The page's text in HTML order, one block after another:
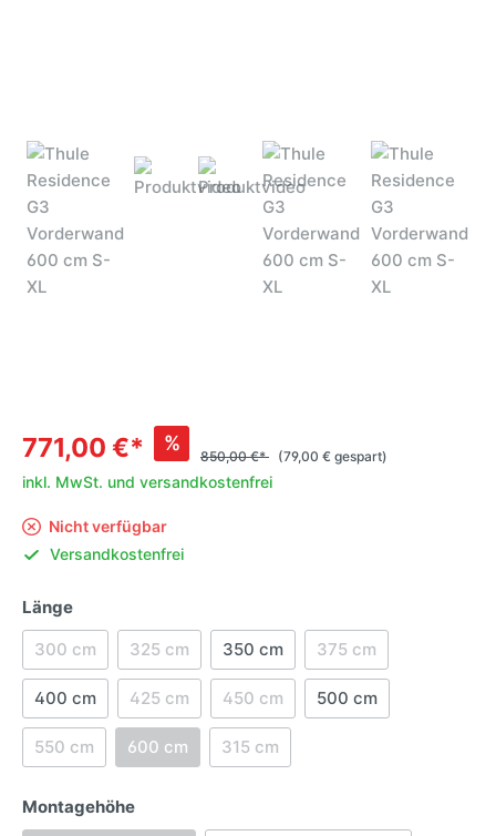
771,00 €* %
850,00 €* (79,00 € gespart)
inkl. MwSt. und versandkostenfrei
Nicht verfügbar
Versandkostenfrei
Länge
300 cm
325 cm 350 cm 375 cm
400 cm 425 cm 450 cm 500 cm
550 cm 600 cm 315 cm
Montagehöhe